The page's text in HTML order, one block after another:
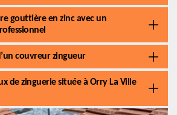
gouttière en zinc avec un
couvreur zingueur
de zinguerie située à Orry La Ville